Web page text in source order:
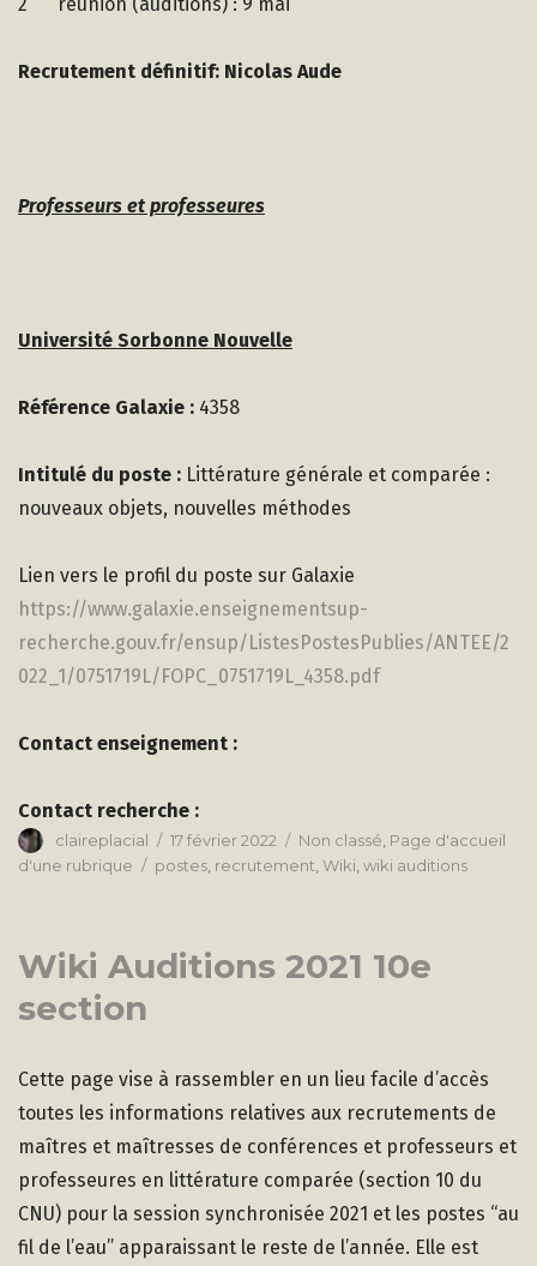
Recrutement définitif: Nicolas Aude
Professeurs et professeures
Université Sorbonne Nouvelle
Référence Galaxie : 4358
Intitulé du poste : Littérature générale et comparée :
nouveaux objets, nouvelles méthodes
Lien vers le profil du poste sur Galaxie
https://www.galaxie.enseignementsup-
recherche.gouv.fr/ensup/ListesPostesPublies/ANTEE/2
022_1/0751719L/FOPC_0751719L_4358.pdf
Contact enseignement :
Contact recherche :
Auteur
claireplacial
Publié
le
17 février 2022 Catégories
Non classé Page d'accueil
d'une rubrique
Étiquettes
postes recrutement Wiki wiki auditions
Wiki Auditions 2021 10e
section
Cette page vise à rassembler en un lieu facile d’accès
toutes les informations relatives aux recrutements de
maîtres et maîtresses de conférences et professeurs et
professeures en littérature comparée (section 10 du
CNU) pour la session synchronisée 2021 et les postes “au
fil de l’eau” apparaissant le reste de l’année. Elle est